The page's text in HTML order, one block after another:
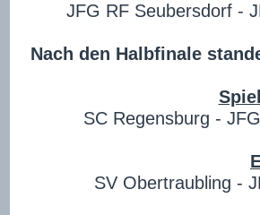
JFG RF Seubersdorf -
Nach den Halbfinale
SC Regensburg -
SV Obertraubling -